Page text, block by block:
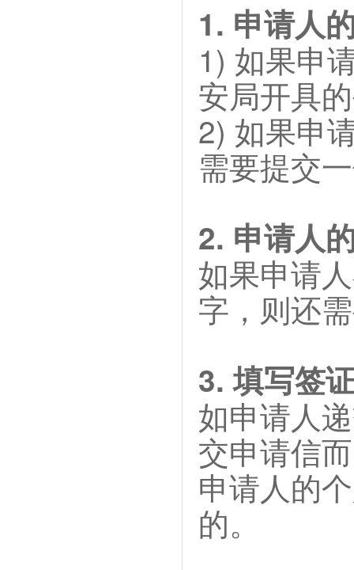
1. 申请人
1) 如果申
安局开具
2) 如果申
需要提交
2. 申请人
如果申请
字，则还
3. 填写签
如申请人
交申请信
申请人的
的。